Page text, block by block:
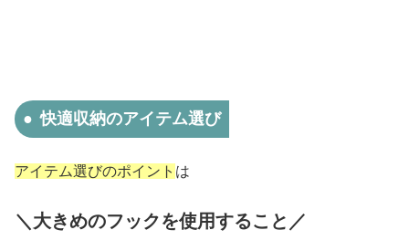
快適収納のアイテム選び
アイテム選びのポイント は
＼大きめのフックを使用すること／